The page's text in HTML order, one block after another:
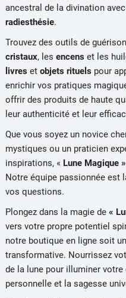
ancestral de la divination
radiesthésie.
Trouvez des outils de
cristaux, les encens et les
livreset objets rituelspour
enrichir vos pratiques
offrir des produits de haute
leur authenticité et leur
Que vous soyez un novice
mystiques ou un praticien
inspirations, « Lune Magique »
Notre équipe passionnée est
vos questions.
Plongez dans la magie de «
vers votre propre potentiel
notre boutique en ligne soit
transformative. Nourrissez
de la lune pour illuminer
personnelle et la sagesse